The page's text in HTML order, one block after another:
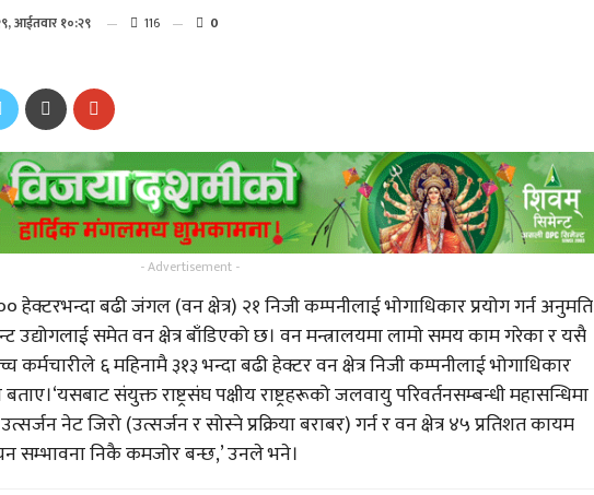
आईतवार १०:२९ 116 0
- Advertisement -
बढी जंगल (वन क्षेत्र) २१ निजी कम्पनीलाई भोगाधिकार प्रयोग गर्न अनुमति
समेत वन क्षेत्र बाँडिएको छ। वन मन्त्रालयमा लामो समय काम गरेका र यसै
कर्मचारीले ६ महिनामै ३१३ भन्दा बढी हेक्टर वन क्षेत्र निजी कम्पनीलाई भोगाधिकार
संयुक्त राष्ट्रसंघ पक्षीय राष्ट्रहरूको जलवायु परिवर्तनसम्बन्धी महासन्धिमा
नेट जिरो (उत्सर्जन र सोस्ने प्रक्रिया बराबर) गर्न र वन क्षेत्र ४५ प्रतिशत कायम
सम्भावना निकै कमजोर बन्छ,’ उनले भने।
प्रकाश बराईली
को मायाँ बिनाको…
यसरी गर्नुहोस्
शिवको पुजा गर्दा नगर्नुहोस
!
नयाँ रकेट प्रक्षेपण
गायिका संगीता मस्राङ्गी मगरको
‘तिमी नै त थियौँ…
गायक तथा संगीतकार मनिपाल
तामाङ कथानक चलचित्र ‘ङिङजे’
चलचित्रको ट्रेलर…
गायक तथा समाजसेवी बिश्नवराम